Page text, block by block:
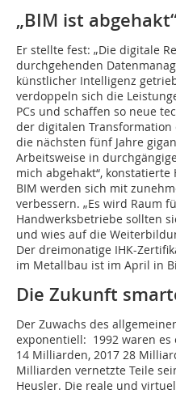
„BIM ist
Er stellte fest: „Die digitale
durchgehenden
künstlicher Intelligenz
verdoppeln sich die
PCs und schaffen so neue
der digitalen
die nächsten fünf Jahre
Arbeitsweise in
mich abgehakt“,
BIM werden sich mit
verbessern. „Es wird Raum
Handwerksbetriebe sollten
und wies auf die
Der dreimonatige IHK-
im Metallbau ist im April in
Die Zukunft
Der Zuwachs des
exponentiell: 1992 waren es
14 Milliarden, 2017 28
Milliarden vernetzte Teile
Heusler. Die reale und